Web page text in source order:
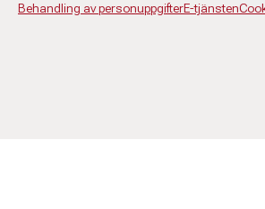
Behandling av personuppgifterE-tjänsten